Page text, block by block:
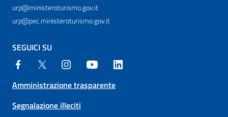
urp@ministeroturismo.gov.it
urp@pec.ministeroturismo.gov.it
SEGUICI SU
Amministrazione trasparente
Segnalazione illeciti